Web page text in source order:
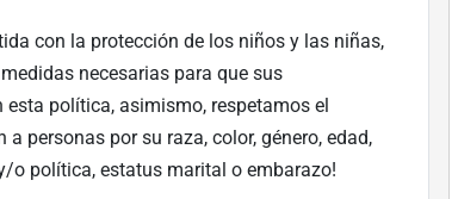
con la protección de los niños y las niñas,
necesarias para que sus
política, asimismo, respetamos el
personas por su raza, color, género, edad,
o política, estatus marital o embarazo!